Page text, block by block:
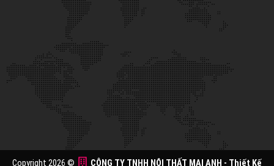
Copyright 2026 © CÔNG TY TNHH NỘI THẤT MAI ANH - Thiết Kế